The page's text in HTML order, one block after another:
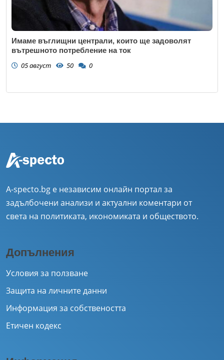
Имаме въглищни централи, които ще задоволят
вътрешното потребление на ток
05 август 50 0
A-specto.bg е независим онлайн портал за
задълбочени анализи и актуални коментари от
света на политиката, икономиката и обществото.
Допълнения
Условия за ползване
Защита на личните данни
Информация за собствеността
Етичен кодекс